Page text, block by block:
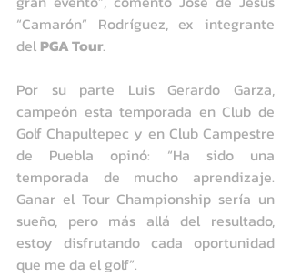
“Camarón” Rodríguez, ex integrante
del PGA Tour.
Por su parte Luis Gerardo Garza,
campeón esta temporada en Club de
Golf Chapultepec y en Club Campestre
de Puebla opinó: “Ha sido una
temporada de mucho aprendizaje.
Ganar el Tour Championship sería un
sueño, pero más allá del resultado,
estoy disfrutando cada oportunidad
que me da el golf”.